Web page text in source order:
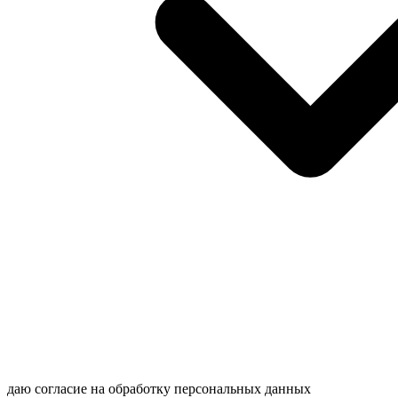
даю согласие на обработку персональных данных